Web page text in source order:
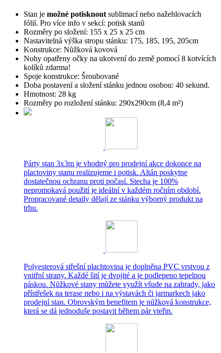
Stan je možné potisknout sublimací nebo nažehlovacích
fólií. Pro více info v sekcí: potisk stanů
Rozměry po složení: 155 x 25 x 25 cm
Nastavitelná výška stropu stánku: 175, 185, 195, 205cm
Konstrukce: Nůžková kovová
Nohy opatřeny očky na ukotvení do země pomocí 8 kotvících
kolíků zdarma!
Spoje konstrukce: Šroubované
Doba postavení a složení stánku jednou osobou: 40 sekund.
Hmotnost: 28 kg
Rozměry po rozložení stánku: 290x290cm (8,4 m²)
Párty stan 3x3m je vhodný pro prodejní akce dokonce na
plactoviny stanu realizujeme i potisk. Altán poskytne
dostatečnou ochranu proti počasí. Stecha je 100%
nepromokavá použití je ideální v každém ročním období.
Propracované detaily dělají ze stánku výborný produkt na
trhu.
Polyesterová střešní plachtovina je doplněna PVC vrstvou z
vnitřní strany. Každé šití je dvojité a je podlepeno tepelnou
páskou. Nůžkové stany můžete využít všude na zahrady, jako
přístřešek na terase nebo i na výstavách či jarmarkech jako
prodejní stan. Obrovským benefitem je nůžková konstrukce,
která se dá jednoduše postavit během pár vteřin.